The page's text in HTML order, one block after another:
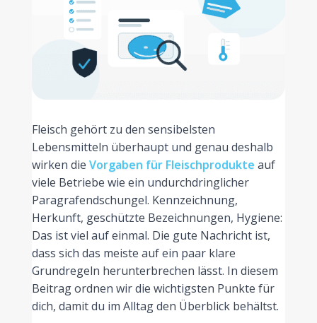
Fleisch gehört zu den sensibelsten
Lebensmitteln überhaupt und genau deshalb
wirken die Vorgaben für Fleischprodukte auf
viele Betriebe wie ein undurchdringlicher
Paragrafendschungel. Kennzeichnung,
Herkunft, geschützte Bezeichnungen, Hygiene:
Das ist viel auf einmal. Die gute Nachricht ist,
dass sich das meiste auf ein paar klare
Grundregeln herunterbrechen lässt. In diesem
Beitrag ordnen wir die wichtigsten Punkte für
dich, damit du im Alltag den Überblick behältst.